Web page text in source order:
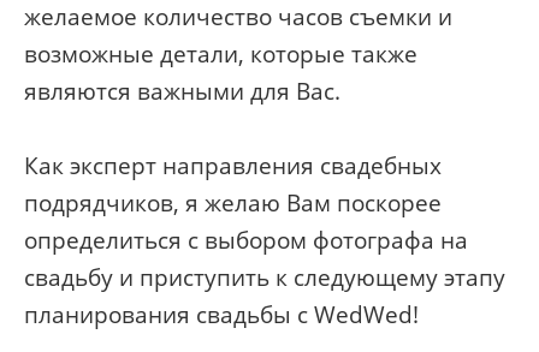
желаемое количество часов съемки и
возможные детали, которые также
являются важными для Вас.
Как эксперт направления свадебных
подрядчиков, я желаю Вам поскорее
определиться с выбором фотографа на
свадьбу и приступить к следующему этапу
планирования свадьбы с WedWed!